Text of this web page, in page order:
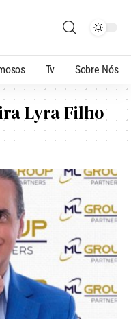
Tv Sobre Nós
Lyra Filho